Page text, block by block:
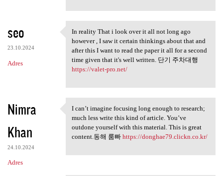
seo
23.10.2024
Adres
In reality That i look over
In reality That i look over it all not long ago
however , I saw it certain thinkings about that and
after this I want to read the paper it all for a second
time given that it's well written. 단기 주차대행
https://valet-pro.net/
Nimra
Khan
24.10.2024
Adres
I can’t imagine focusing long
I can’t imagine focusing long enough to research;
much less write this kind of article. You’ve
outdone yourself with this material. This is great
content.동해 룸빠 https://donghae79.clickn.co.kr/